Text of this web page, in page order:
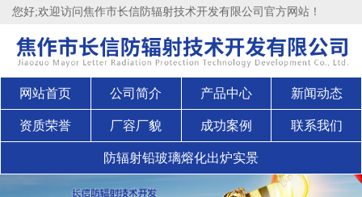
您好;欢迎访问焦作市长信防辐射技术开发有限公司官方网站！
网站首页 公司简介 产品中心 新闻动态
资质荣誉 厂容厂貌 成功案例 联系我们
防辐射铅玻璃熔化出炉实景